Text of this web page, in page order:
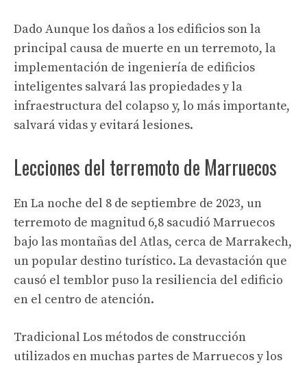
Dado Aunque los daños a los edificios son la
principal causa de muerte en un terremoto, la
implementación de ingeniería de edificios
inteligentes salvará las propiedades y la
infraestructura del colapso y, lo más importante,
salvará vidas y evitará lesiones.
Leccionesdel terremoto de Marruecos
EnLa noche del 8 de septiembre de 2023, un
terremoto de magnitud 6,8 ​​sacudió Marruecos
bajo las montañas del Atlas, cerca de Marrakech,
un popular destino turístico. La devastación que
causó el temblor puso la resiliencia del edificio
en el centro de atención.
Tradicional Los métodos de construcción
utilizados en muchas partes de Marruecos y los